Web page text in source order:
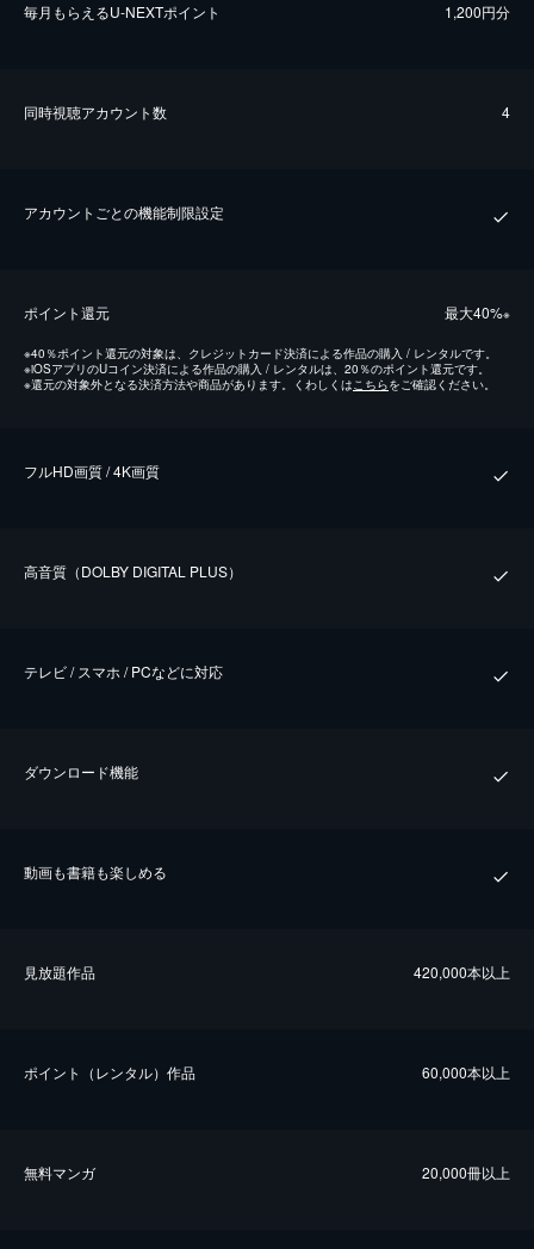
毎⽉もらえるU-NEXTポイント 1,200円分
同時視聴アカウント数 4
アカウントごとの機能制限設定
ポイント還元 最⼤40%※
※40％ポイント還元の対象は、クレジットカード決済による作品の購入 / レンタルです。
※iOSアプリのUコイン決済による作品の購入 / レンタルは、20％のポイント還元です。
※還元の対象外となる決済方法や商品があります。くわしくはこちらをご確認ください。
フルHD画質 / 4K画質
⾼⾳質（DOLBY DIGITAL PLUS）
テレビ / スマホ / PCなどに対応
ダウンロード機能
動画も書籍も楽しめる
⾒放題作品 420,000本以上
ポイント（レンタル）作品 60,000本以上
無料マンガ 20,000冊以上